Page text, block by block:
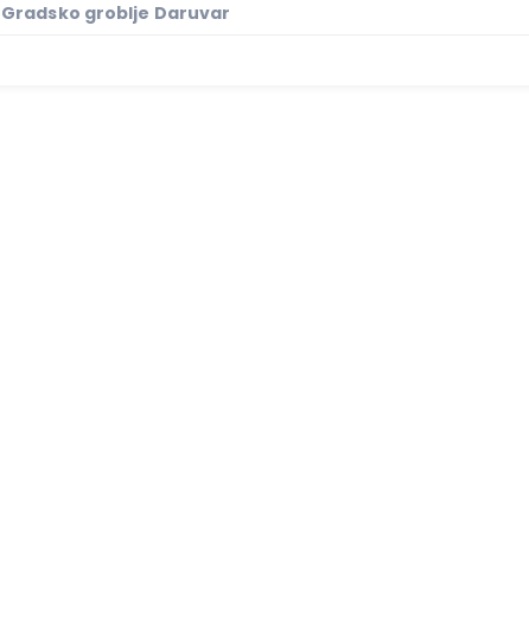
Gradsko groblje Daruvar